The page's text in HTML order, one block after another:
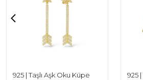
925 | Taşlı Aşk Oku Küpe